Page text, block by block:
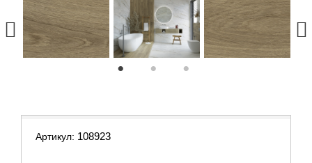
Артикул: 108923